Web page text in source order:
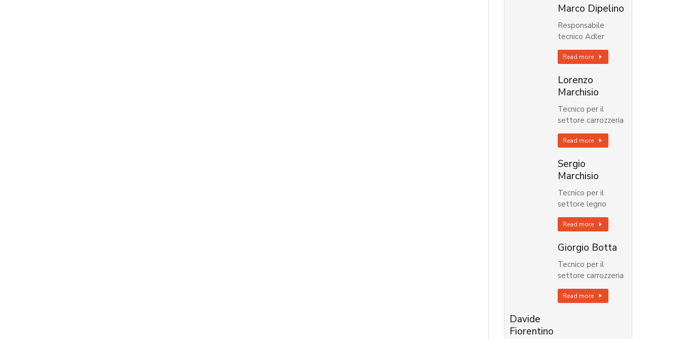
Marco Dipelino
Responsabile
tecnico Adler
Read more
Lorenzo
Marchisio
Tecnico per il
settore carrozzeria
Read more
Sergio
Marchisio
Tecnico per il
settore legno
Read more
Giorgio Botta
Tecnico per il
settore carrozzeria
Read more
Davide
Fiorentino